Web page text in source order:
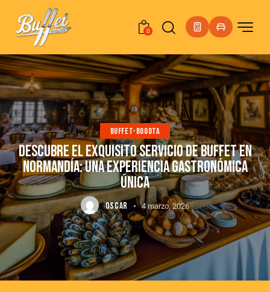
0
BUFFET-BOGOTA
DESCUBRE EL EXQUISITO SERVICIO DE BUFFET EN
NORMANDÍA: UNA EXPERIENCIA GASTRONÓMICA
ÚNICA
OSCAR 4 marzo, 2026